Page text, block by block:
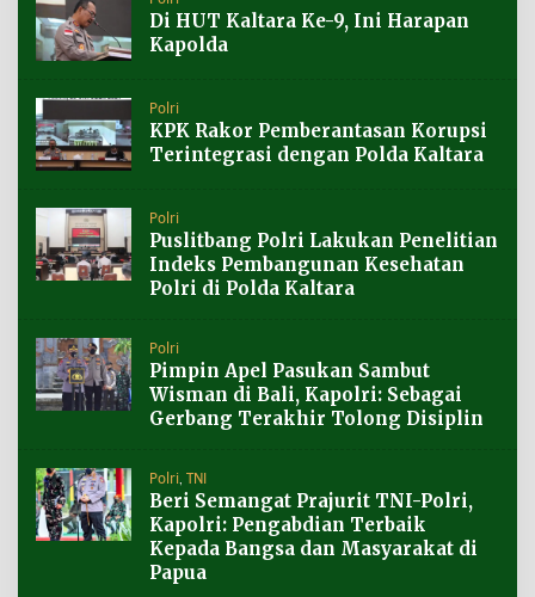
Di HUT Kaltara Ke-9, Ini Harapan
Kapolda
Polri
KPK Rakor Pemberantasan Korupsi
Terintegrasi dengan Polda Kaltara
Polri
Puslitbang Polri Lakukan Penelitian
Indeks Pembangunan Kesehatan
Polri di Polda Kaltara
Polri
Pimpin Apel Pasukan Sambut
Wisman di Bali, Kapolri: Sebagai
Gerbang Terakhir Tolong Disiplin
Polri, TNI
Beri Semangat Prajurit TNI-Polri,
Kapolri: Pengabdian Terbaik
Kepada Bangsa dan Masyarakat di
Papua